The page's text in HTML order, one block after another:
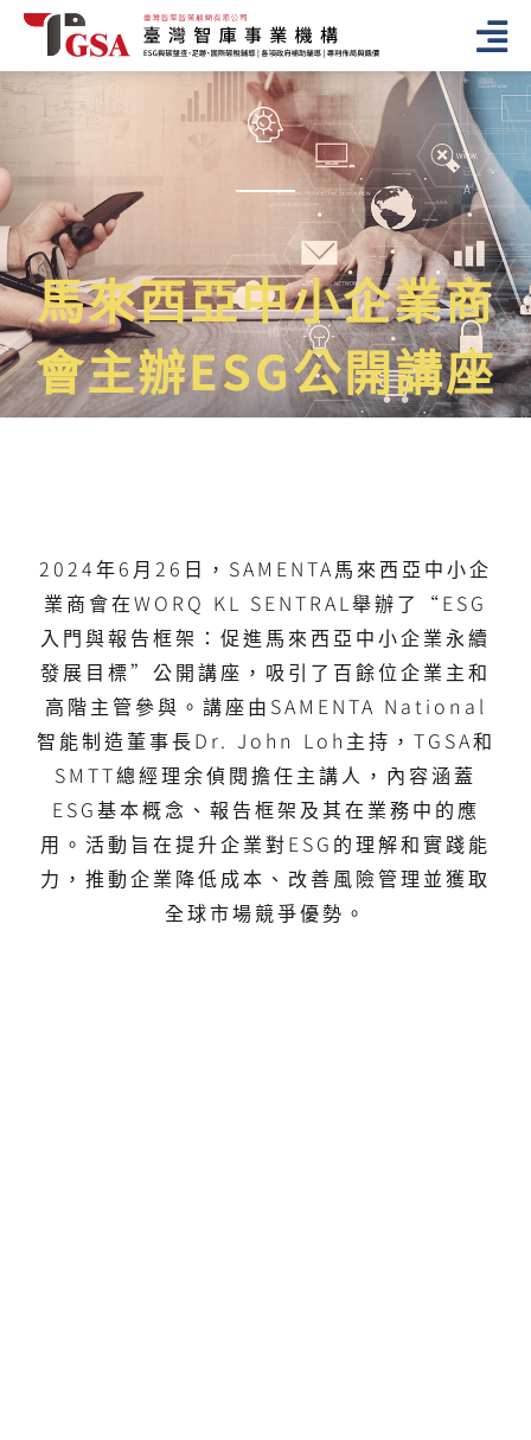
馬來西亞中小企業商
會主辦ESG公開講座
2024年6月26日，SAMENTA馬來西亞中小企
業商會在WORQ KL SENTRAL舉辦了“ESG
入門與報告框架：促進馬來西亞中小企業永續
發展目標”公開講座，吸引了百餘位企業主和
高階主管參與。講座由SAMENTA National
智能制造董事長Dr. John Loh主持，TGSA和
SMTT總經理余偵閱擔任主講人，內容涵蓋
ESG基本概念、報告框架及其在業務中的應
用。活動旨在提升企業對ESG的理解和實踐能
力，推動企業降低成本、改善風險管理並獲取
全球市場競爭優勢。